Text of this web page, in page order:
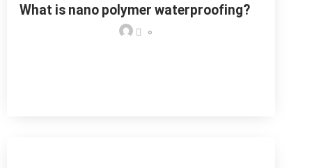
What is nano polymer waterproofing?
0